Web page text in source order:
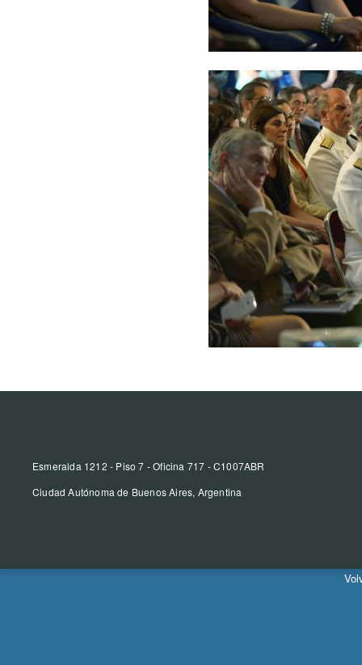
Esmeralda 1212 - Piso 7 - Oficina 717 - C1007ABR
Ciudad Autónoma de Buenos Aires, Argentina